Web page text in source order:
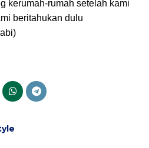
kerumah-rumah setelah kami
beritahukan dulu